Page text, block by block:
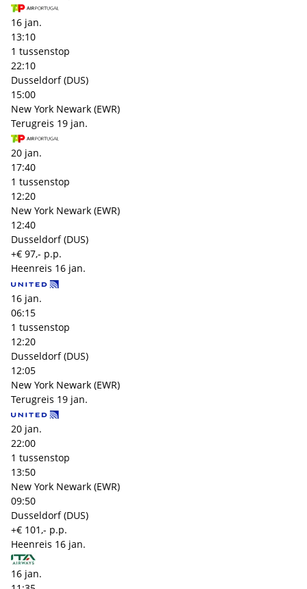
16 jan.
13:10
1 tussenstop
22:10
Dusseldorf (DUS)
15:00
New York Newark (EWR)
Terugreis 19 jan.
20 jan.
17:40
1 tussenstop
12:20
New York Newark (EWR)
12:40
Dusseldorf (DUS)
+€ 97,- p.p.
Heenreis 16 jan.
16 jan.
06:15
1 tussenstop
12:20
Dusseldorf (DUS)
12:05
New York Newark (EWR)
Terugreis 19 jan.
20 jan.
22:00
1 tussenstop
13:50
New York Newark (EWR)
09:50
Dusseldorf (DUS)
+€ 101,- p.p.
Heenreis 16 jan.
16 jan.